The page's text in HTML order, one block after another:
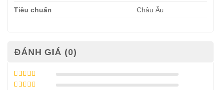
Tiêu chuẩn Châu Âu
ĐÁNH GIÁ (0)
Được xếp